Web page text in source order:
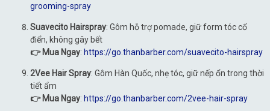
grooming-spray
Suavecito Hairspray: Gôm hỗ trợ pomade, giữ form tóc cổ
điển, không gây bết
👉 Mua Ngay: https://go.thanbarber.com/suavecito-hairspray
2Vee Hair Spray: Gôm Hàn Quốc, nhẹ tóc, giữ nếp ổn trong thời
tiết ẩm
👉 Mua Ngay: https://go.thanbarber.com/2vee-hair-spray